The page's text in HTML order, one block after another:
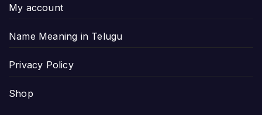
My account
Name Meaning in Telugu
Privacy Policy
Shop